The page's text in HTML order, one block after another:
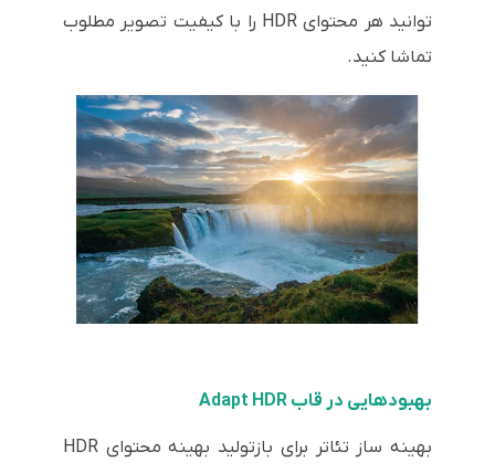
توانید هر محتوای HDR را با کیفیت تصویر مطلوب
تماشا کنید.
بهبودهایی در قاب Adapt HDR
بهینه ساز تئاتر برای بازتولید بهینه محتوای HDR